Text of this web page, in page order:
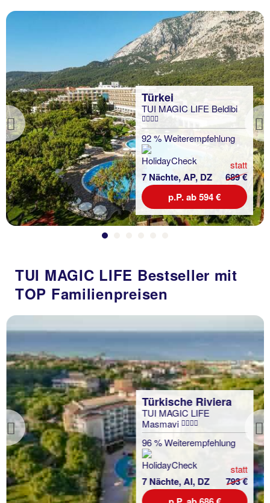
Previous
Türkei
TUI MAGIC LIFE Beldibi
92 % Weiterempfehlung
7 Nächte, AP, DZ
statt
689 €
p.P. ab 594 €
TUI MAGIC LIFE Bestseller mit
TOP Familienpreisen
Previous
Türkische Riviera
TUI MAGIC LIFE
Masmavi
96 % Weiterempfehlung
7 Nächte, AI, DZ
statt
793 €